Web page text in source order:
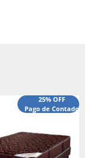
25% OFF
Pago de Contado